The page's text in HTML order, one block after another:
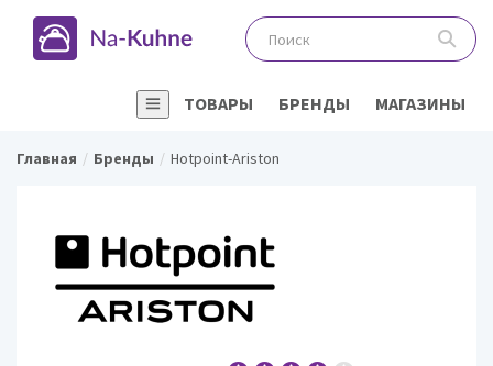
ТОВАРЫ БРЕНДЫ МАГАЗИНЫ
Главная Бренды Hotpoint-Ariston